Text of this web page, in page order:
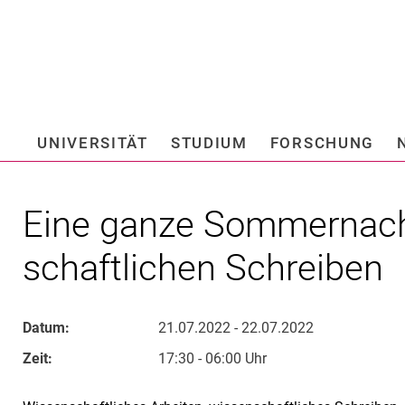
Springe direkt zu:
UNIVERSITÄT STUDIUM FORSCHUNG
Ei­ne gan­ze
schaft­li­chen Schrei­ben
Datum:
21.07.2022 - 22.07.2022
Zeit:
17:30 - 06:00 Uhr